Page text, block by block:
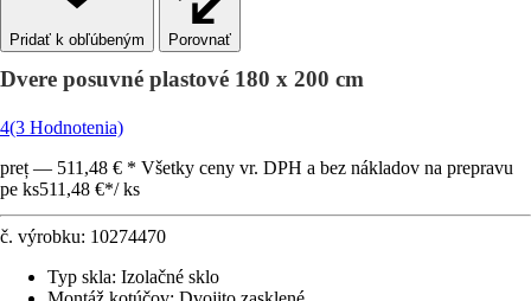
Porovnať
Dvere posuvné plastové 180 x 200 cm
4(3 Hodnotenia)
preț — 511,48 € * Všetky ceny vr. DPH a bez nákladov na prepravu
pe ks511,48 €*/ ks
č. výrobku: 10274470
Typ skla: Izolačné sklo